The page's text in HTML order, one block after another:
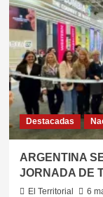
CONQUISTÓ
AL
MERCADO
ALEMÁN
POR
SU
Y
SUS
PAISAJES
Destacadas
ARGENTINA
JORNADA DE
El Territorial 6